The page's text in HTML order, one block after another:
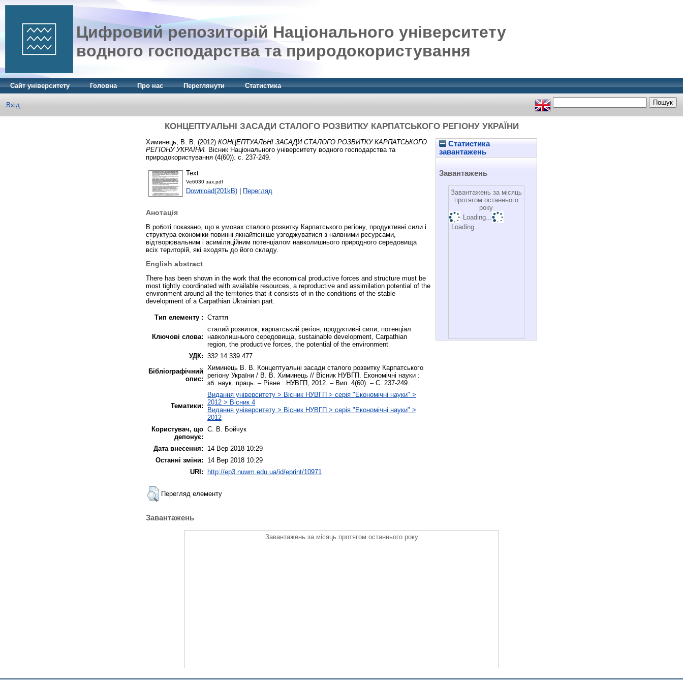
Цифровий репозиторій Національного університету
водного господарства та природокористування
Сайт університету Головна Про нас Переглянути Статистика
Вхід
КОНЦЕПТУАЛЬНІ ЗАСАДИ СТАЛОГО РОЗВИТКУ КАРПАТСЬКОГО РЕГІОНУ УКРАЇНИ
Статистика
завантажень
Завантажень
Завантажень за місяць
протягом останнього
року
Loading...
Loading...
Химинець, В. В. (2012) КОНЦЕПТУАЛЬНІ ЗАСАДИ СТАЛОГО РОЗВИТКУ КАРПАТСЬКОГО
РЕГІОНУ УКРАЇНИ. Вісник Національного університету водного господарства та
природокористування (4(60)). с. 237-249.
Text
Ve6030 зах.pdf
Download(201kB) | Перегляд
Анотація
В роботі показано, що в умовах сталого розвитку Карпатського регіону, продуктивні сили і
структура економіки повинні якнайтісніше узгоджуватися з наявними ресурсами,
відтворювальним і асиміляційним потенціалом навколишнього природного середовища
всіх територій, які входять до його складу.
English abstract
There has been shown in the work that the economical productive forces and structure must be
most tightly coordinated with available resources, a reproductive and assimilation potential of the
environment around all the territories that it consists of in the conditions of the stable
development of a Carpathian Ukrainian part.
Тип елементу : Стаття
Ключові слова:
сталий розвиток, карпатський регіон, продуктивні сили, потенціал
навколишнього середовища, sustainable development, Carpathian
region, the productive forces, the potential of the environment
УДК: 332.14:339.477
Бібліографічний
опис:
Химинець В. В. Концептуальні засади сталого розвитку Карпатського
регіону України / В. В. Химинець // Вісник НУВГП. Економічні науки :
зб. наук. праць. – Рівне : НУВГП, 2012. – Вип. 4(60). – С. 237-249.
Тематики:
Видання університету > Вісник НУВГП > серія "Економічні науки" >
2012 > Вісник 4
Видання університету > Вісник НУВГП > серія "Економічні науки" >
2012
Користувач, що
депонує:
С. В. Бойчук
Дата внесення:
14 Вер 2018 10:29
Останні зміни:
14 Вер 2018 10:29
URI:
http://ep3.nuwm.edu.ua/id/eprint/10971
Перегляд елементу
Завантажень
Завантажень за місяць протягом останнього року